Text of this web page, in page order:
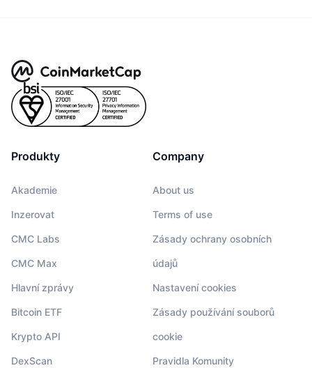
Produkty
Akademie
Inzerovat
CMC Labs
CMC Max
Hlavní zprávy
Bitcoin ETF
Krypto API
DexScan
Company
About us
Terms of use
Zásady ochrany osobních
údajů
Nastavení cookies
Zásady používání souborů
cookie
Pravidla Komunity